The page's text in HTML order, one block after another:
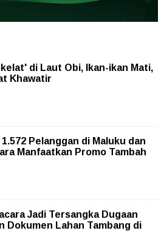
di Laut Obi, Ikan-ikan Mati,
Khawatir
Pelanggan di Maluku dan
Manfaatkan Promo Tambah
Jadi Tersangka Dugaan
Dokumen Lahan Tambang di